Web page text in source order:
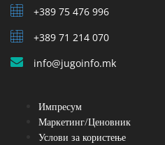
+389 75 476 996
+389 71 214 070
info@jugoinfo.mk
Импресум
Маркетинг/Ценовник
Услови за користење